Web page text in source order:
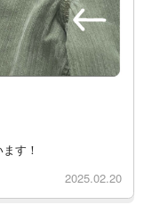
す！
2025.02.20